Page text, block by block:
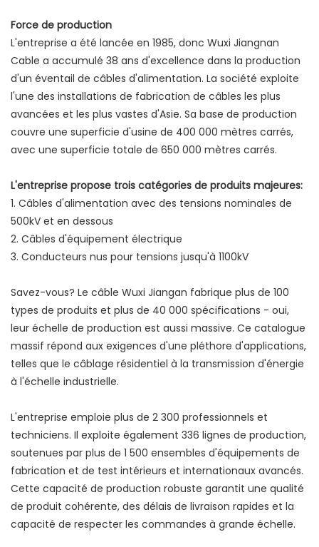
Force de production
L'entreprise a été lancée en 1985, donc Wuxi Jiangnan
Cable a accumulé 38 ans d'excellence dans la production
d'un éventail de câbles d'alimentation. La société exploite
l'une des installations de fabrication de câbles les plus
avancées et les plus vastes d'Asie. Sa base de production
couvre une superficie d'usine de 400 000 mètres carrés,
avec une superficie totale de 650 000 mètres carrés.
L'entreprise propose trois catégories de produits majeures:
1. Câbles d'alimentation avec des tensions nominales de
500kV et en dessous
2. Câbles d'équipement électrique
3. Conducteurs nus pour tensions jusqu'à 1100kV
Savez-vous? Le câble Wuxi Jiangan fabrique plus de 100
types de produits et plus de 40 000 spécifications - oui,
leur échelle de production est aussi massive. Ce catalogue
massif répond aux exigences d'une pléthore d'applications,
telles que le câblage résidentiel à la transmission d'énergie
à l'échelle industrielle.
L'entreprise emploie plus de 2 300 professionnels et
techniciens. Il exploite également 336 lignes de production,
soutenues par plus de 1 500 ensembles d'équipements de
fabrication et de test intérieurs et internationaux avancés.
Cette capacité de production robuste garantit une qualité
de produit cohérente, des délais de livraison rapides et la
capacité de respecter les commandes à grande échelle.